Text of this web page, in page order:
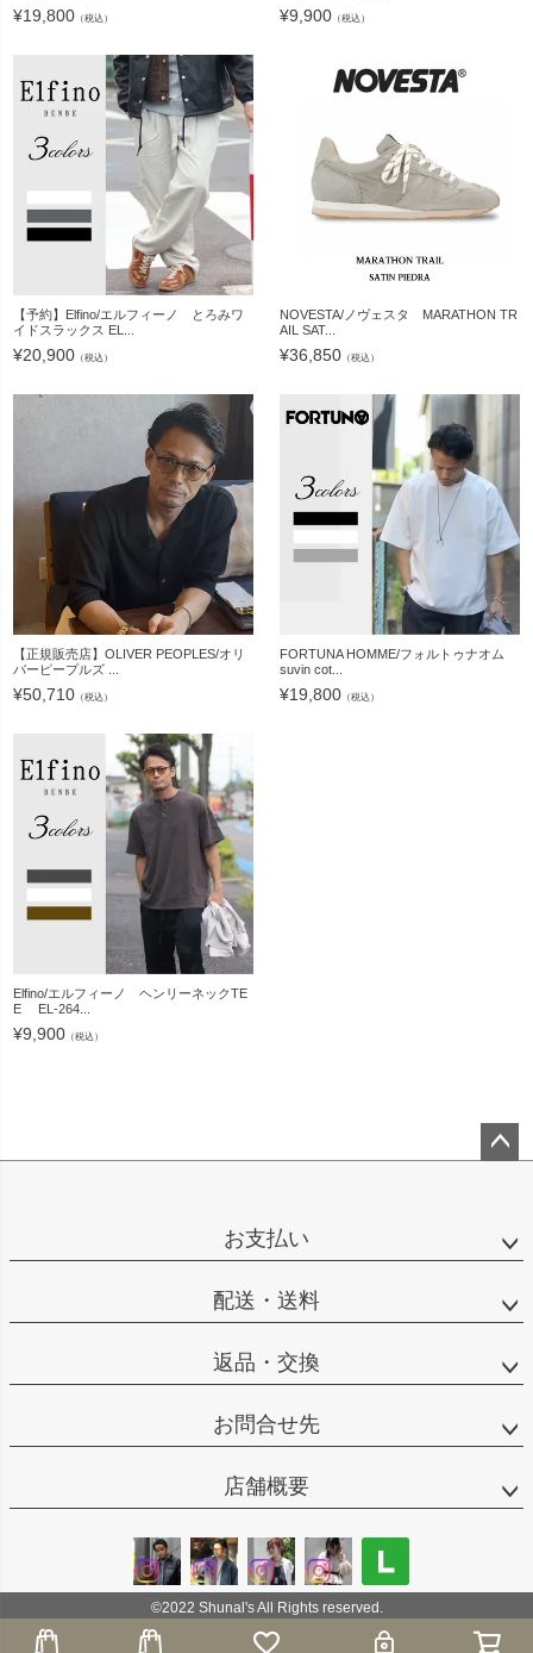
¥19,800 （税込） ¥9,900 （税込）
【予約】Elfino/エルフィーノ とろみワ
イドスラックス EL...
¥20,900 （税込）
NOVESTA/ノヴェスタ MARATHON TR
AIL SAT...
¥36,850 （税込）
【正規販売店】OLIVER PEOPLES/オリ
バーピープルズ ...
¥50,710 （税込）
FORTUNA HOMME/フォルトゥナオム
suvin cot...
¥19,800 （税込）
Elfino/エルフィーノ ヘンリーネックTE
E EL-264...
¥9,900 （税込）
お支払い
配送・送料
返品・交換
お問合せ先
店舗概要
©2022 Shunal's All Rights reserved.